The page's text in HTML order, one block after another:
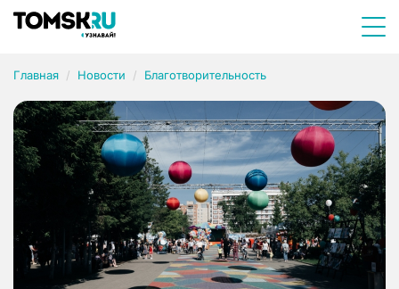
Главная Новости Благотворительность